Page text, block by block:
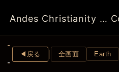
Andes Christianity …
◀︎戻る 全画面 Earth